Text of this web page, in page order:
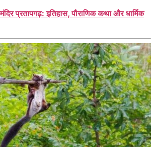
प्रतापगढ़: इतिहास, पौराणिक कथा और धार्मिक